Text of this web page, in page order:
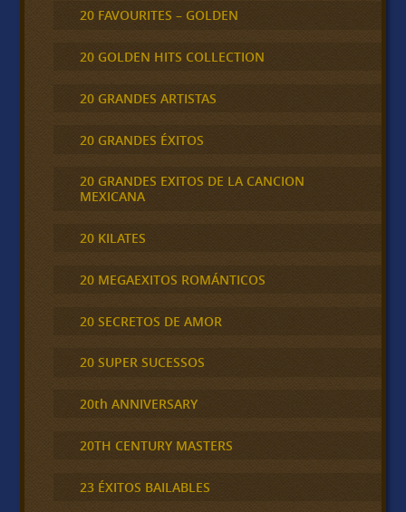
20 FAVOURITES – GOLDEN
20 GOLDEN HITS COLLECTION
20 GRANDES ARTISTAS
20 GRANDES ÉXITOS
20 GRANDES EXITOS DE LA CANCION
MEXICANA
20 KILATES
20 MEGAEXITOS ROMÁNTICOS
20 SECRETOS DE AMOR
20 SUPER SUCESSOS
20th ANNIVERSARY
20TH CENTURY MASTERS
23 ÉXITOS BAILABLES